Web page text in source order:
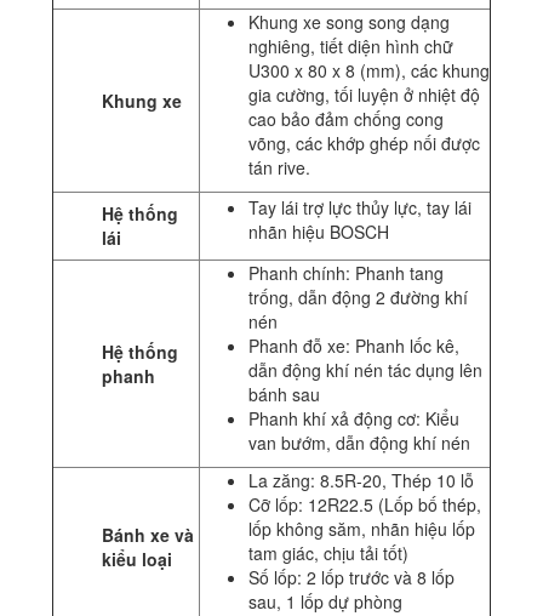
Khung xe
Khung xe song song dạng
nghiêng, tiết diện hình chữ
U300 x 80 x 8 (mm), các khung
gia cường, tối luyện ở nhiệt độ
cao bảo đảm chống cong
võng, các khớp ghép nối được
tán rive.
Hệ thống
lái
Tay lái trợ lực thủy lực, tay lái
nhãn hiệu BOSCH
Hệ thống
phanh
Phanh chính: Phanh tang
trống, dẫn động 2 đường khí
nén
Phanh đỗ xe: Phanh lốc kê,
dẫn động khí nén tác dụng lên
bánh sau
Phanh khí xả động cơ: Kiểu
van bướm, dẫn động khí nén
Bánh xe và
kiểu loại
La zăng: 8.5R-20, Thép 10 lỗ
Cỡ lốp: 12R22.5 (Lốp bố thép,
lốp không săm, nhãn hiệu lốp
tam giác, chịu tải tốt)
Số lốp: 2 lốp trước và 8 lốp
sau, 1 lốp dự phòng